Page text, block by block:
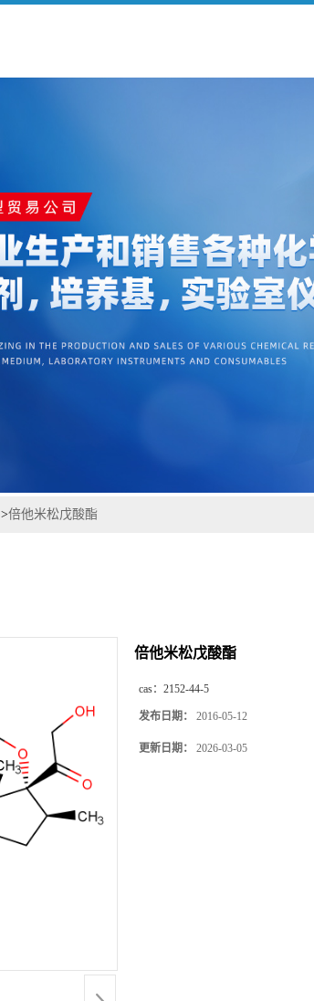
>倍他米松戊酸酯
倍他米松戊酸酯
cas： 2152-44-5
发布日期： 2016-05-12
更新日期： 2026-03-05